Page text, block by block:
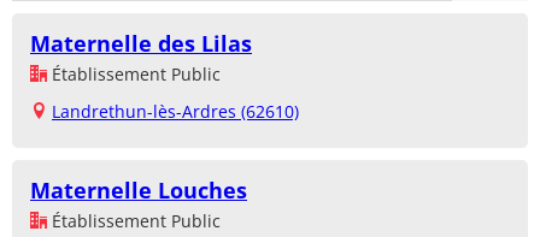
Maternelle des Lilas
Établissement Public
Landrethun-lès-Ardres (62610)
Maternelle Louches
Établissement Public